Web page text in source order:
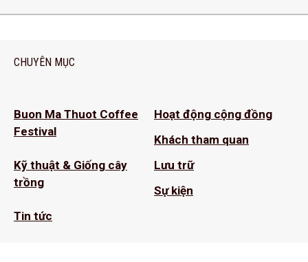
CHUYÊN MỤC
Buon Ma Thuot Coffee
Festival
Hoạt động cộng đồng
Khách tham quan
Kỹ thuật & Giống cây
trồng
Lưu trữ
Sự kiện
Tin tức